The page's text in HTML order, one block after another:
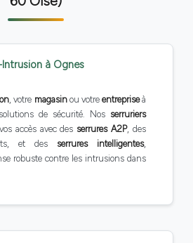
à Ognes
, votre magasinou votre entrepriseà
de sécurité. Nos serruriers
accès avec des serrures A2P, des
et des serrures intelligentes,
robuste contre les intrusions dans